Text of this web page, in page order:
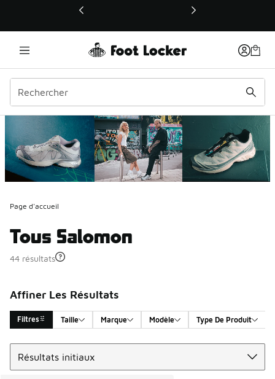
Ce lien ouvrira une nouvelle fenêtre
Page d'accueil
Tous Salomon
44 résultats
Affiner Les Résultats
Filtres Taille Marque Modèle Type De Produit
Search Results